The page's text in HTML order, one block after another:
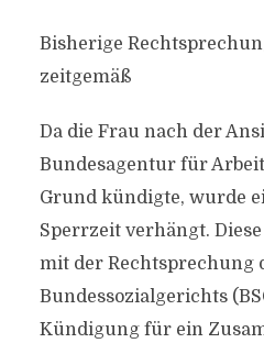
Bisherige
zeitgemäß
Da die Frau nach der
Bundesagentur für
Grund kündigte, wurde
Sperrzeit verhängt.
mit der Rechtsprechung
Bundessozialgerichts
Kündigung für ein